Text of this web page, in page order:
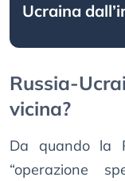
Ucraina
Russia-
vicina?
Da quando la
“operazione